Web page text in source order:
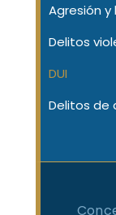
Agresión y
Delitos
DUI
Delitos de